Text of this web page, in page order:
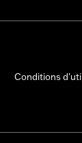
Conditions